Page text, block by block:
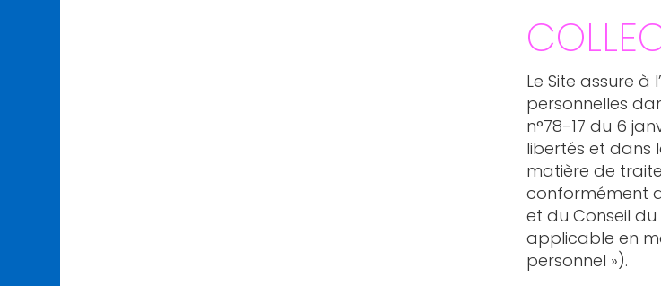
Le Site assure
personnelles
n°78-17 du 6
libertés et dans
matière de
conformément
et du Conseil
applicable en
personnel »).